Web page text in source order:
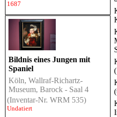
1687
Bildnis eines Jungen mit
Spaniel
Köln, Wallraf-Richartz-
Museum, Barock - Saal 4
(Inventar-Nr. WRM 535)
Undatiert